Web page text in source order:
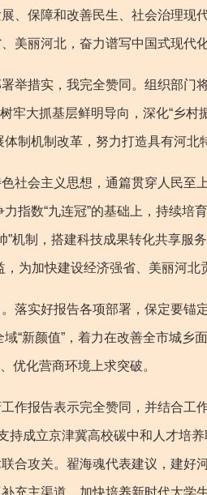
、保障和改善民生、社会治理现
美丽河北，奋力谱写中国式现代
措实，我完全赞同。组织部门
牢大抓基层鲜明导向，深化“乡
制机制改革，努力打造具有河北
会主义思想，通篇贯穿人民至
指数“九连冠”的基础上，持续培
机制，搭建科技成果转化共享服
为加快建设经济强省、美丽河北
实好报告各项部署，保定要锚
“新颜值”，着力在改善全市城乡
优化营商环境上求突破。
报告表示完全赞同，并结合工
持成立京津冀高校碳中和人才培
合攻关。翟海魂代表建议，建好
充主渠道，加快培养新时代大学